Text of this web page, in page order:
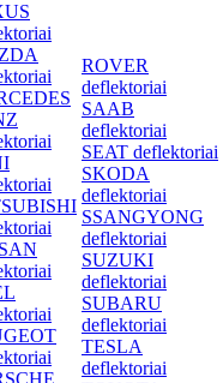
ROVER
deflektoriai
SAAB
deflektoriai
SEAT deflektoriai
SKODA
deflektoriai
SSANGYONG
deflektoriai
SUZUKI
deflektoriai
SUBARU
deflektoriai
TESLA
deflektoriai